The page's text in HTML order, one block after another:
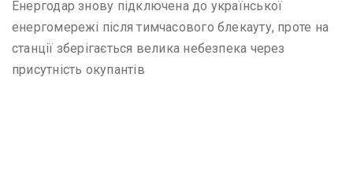
Енергодар знову підключена до української
енергомережі після тимчасового блекауту, проте на
станції зберігається велика небезпека через
присутність окупантів